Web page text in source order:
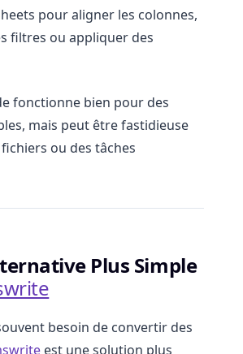
pour aligner les colonnes,
filtres ou appliquer des
fonctionne bien pour des
mais peut être fastidieuse
ou des tâches
Plus Simple
besoin de convertir des
est une solution plus